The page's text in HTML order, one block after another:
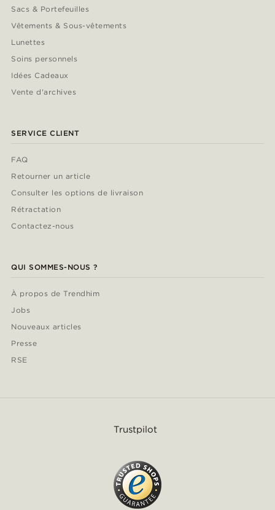
Sacs & Portefeuilles
Vêtements & Sous-vêtements
Lunettes
Soins personnels
Idées Cadeaux
Vente d'archives
SERVICE CLIENT
FAQ
Retourner un article
Consulter les options de livraison
Rétractation
Contactez-nous
QUI SOMMES-NOUS ?
À propos de Trendhim
Jobs
Nouveaux articles
Presse
RSE
Trustpilot